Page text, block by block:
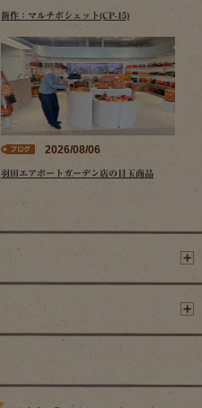
新作：マルチポシェット(CP-15)
2026/08/06
羽田エアポートガーデン店の目玉商品